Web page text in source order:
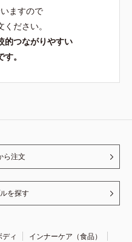
ますので
ださい。
的つながりやすい
。
ら注文
を探す
ィ
インナーケア（食品）